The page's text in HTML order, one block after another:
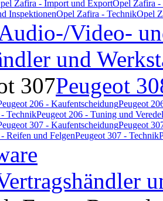
Zafira - Import und ExportOpel Zafira -
InspektionenOpel Zafira - TechnikOpel
Video-
und
307Peugeot
206 - KaufentscheidungPeugeot
TechnikPeugeot 206 - Tuning und
307 - KaufentscheidungPeugeot
Reifen und FelgenPeugeot 307 - Technik